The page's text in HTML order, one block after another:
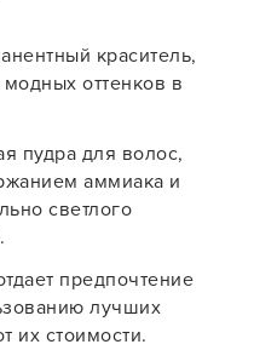
краситель,
оттенков в
пудра для волос,
аммиака и
светлого
предпочтение
лучших
их стоимости.